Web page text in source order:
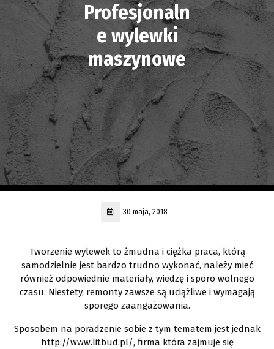
Profesjonaln
e wylewki
maszynowe
30 maja, 2018
Tworzenie wylewek to żmudna i ciężka praca, którą
samodzielnie jest bardzo trudno wykonać, należy mieć
również odpowiednie materiały, wiedzę i sporo wolnego
czasu. Niestety, remonty zawsze są uciążliwe i wymagają
sporego zaangażowania.
Sposobem na poradzenie sobie z tym tematem jest jednak
http://www.litbud.pl/, firma która zajmuje się